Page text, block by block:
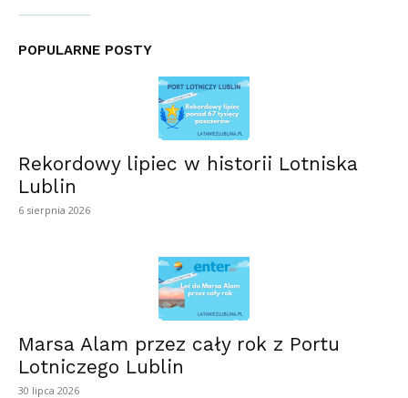
POPULARNE POSTY
Rekordowy lipiec w historii Lotniska
Lublin
6 sierpnia 2026
Marsa Alam przez cały rok z Portu
Lotniczego Lublin
30 lipca 2026